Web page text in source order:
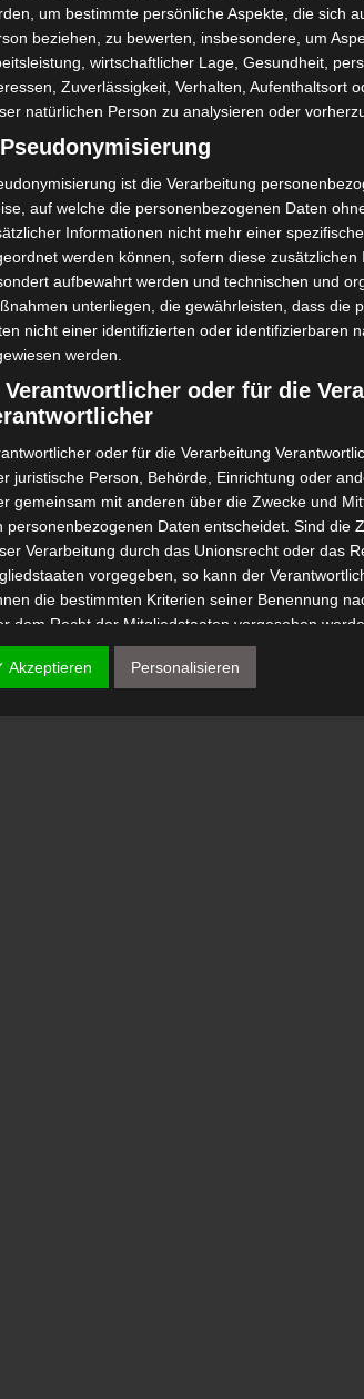
✓ Erlauben Datenschutzbedingungen
Parteien, sich an diese Entscheidungen zu
„Notfallinterventionen“ an. Gleichzeitig
um den Zugang zu Informationen zu
Sportlern wurde auch eine elektronische
die sie untereinander und mit Ärzten von
Club Africain: Zwei Schlüsselspieler
aining
um bestimmte persönliche Aspekte, die sich
beziehen, zu bewerten, insbesondere, um
wirtschaftlicher Lage, Gesundheit,
Zuverlässigkeit, Verhalten, Aufenthaltsort
natürlichen Person zu analysieren oder
ist die Verarbeitung
auf welche die personenbezogenen Daten
Informationen nicht mehr einer
werden können, sofern diese zusätzlichen
aufbewahrt werden und technischen und
unterliegen, die gewährleisten, dass die
nicht einer identifizierten oder identifizierbaren
werden.
Verantwortlicher oder für die
oder für die Verarbeitung
juristische Person, Behörde, Einrichtung oder
gemeinsam mit anderen über die Zwecke und
personenbezogenen Daten entscheidet. Sind die
Verarbeitung durch das Unionsrecht oder das
vorgegeben, so kann der
die bestimmten Kriterien seiner Benennung
dem Recht der Mitgliedstaaten vorgesehen
Auftragsverarbeiter
oder andere Stelle, die
ist jede von der betroffenen Person
Akzeptieren Personalisieren